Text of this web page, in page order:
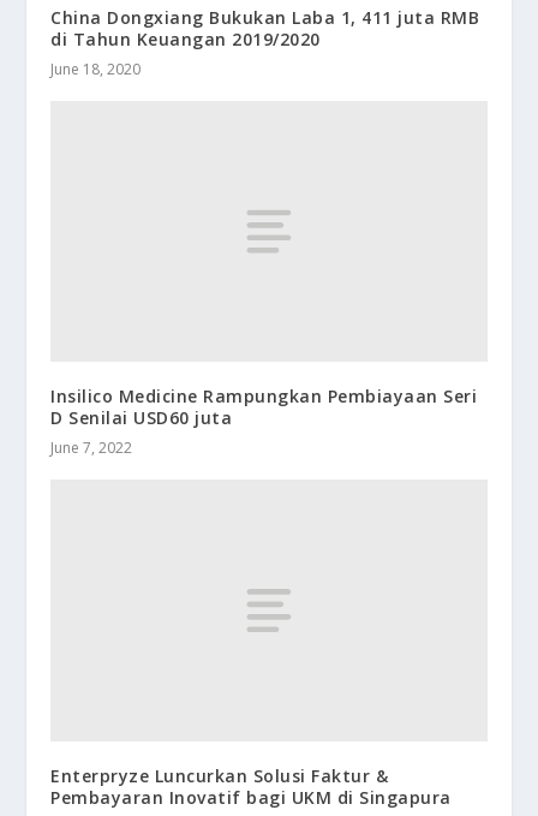
China Dongxiang Bukukan Laba 1, 411 juta RMB
di Tahun Keuangan 2019/2020
June 18, 2020
Insilico Medicine Rampungkan Pembiayaan Seri
D Senilai USD60 juta
June 7, 2022
Enterpryze Luncurkan Solusi Faktur &
Pembayaran Inovatif bagi UKM di Singapura